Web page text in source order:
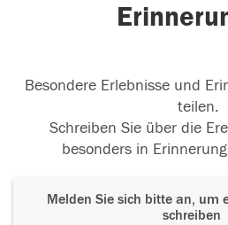
Besondere Erlebnisse und
teilen.
Schreiben Sie über die
besonders in
Melden Sie sich bitte an, um
schreiben